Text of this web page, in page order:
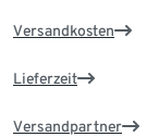
Versandkosten
Lieferzeit
Versandpartner